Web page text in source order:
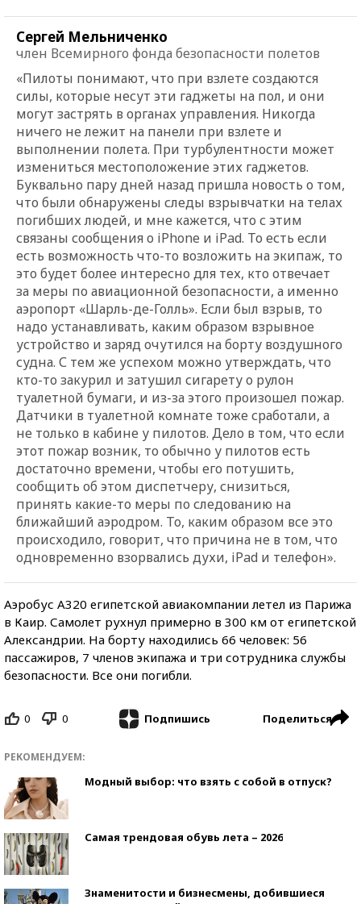
Сергей Мельниченко
член Всемирного фонда безопасности полетов
«Пилоты понимают, что при взлете создаются
силы, которые несут эти гаджеты на пол, и они
могут застрять в органах управления. Никогда
ничего не лежит на панели при взлете и
выполнении полета. При турбулентности может
измениться местоположение этих гаджетов.
Буквально пару дней назад пришла новость о том,
что были обнаружены следы взрывчатки на телах
погибших людей, и мне кажется, что с этим
связаны сообщения о iPhone и iPad. То есть если
есть возможность что-то возложить на экипаж, то
это будет более интересно для тех, кто отвечает
за меры по авиационной безопасности, а именно
аэропорт «Шарль-де-Голль». Если был взрыв, то
надо устанавливать, каким образом взрывное
устройство и заряд очутился на борту воздушного
судна. С тем же успехом можно утверждать, что
кто-то закурил и затушил сигарету о рулон
туалетной бумаги, и из-за этого произошел пожар.
Датчики в туалетной комнате тоже сработали, а
не только в кабине у пилотов. Дело в том, что если
этот пожар возник, то обычно у пилотов есть
достаточно времени, чтобы его потушить,
сообщить об этом диспетчеру, снизиться,
принять какие-то меры по следованию на
ближайший аэродром. То, каким образом все это
происходило, говорит, что причина не в том, что
одновременно взорвались духи, iРad и телефон».
Аэробус А320 египетской авиакомпании летел из Парижа
в Каир. Самолет рухнул примерно в 300 км от египетской
Александрии. На борту находились 66 человек: 56
пассажиров, 7 членов экипажа и три сотрудника службы
безопасности. Все они погибли.
0 0 Подпишись Поделиться
РЕКОМЕНДУЕМ:
Модный выбор: что взять с собой в отпуск?
Самая трендовая обувь лета – 2026
Знаменитости и бизнесмены, добившиеся